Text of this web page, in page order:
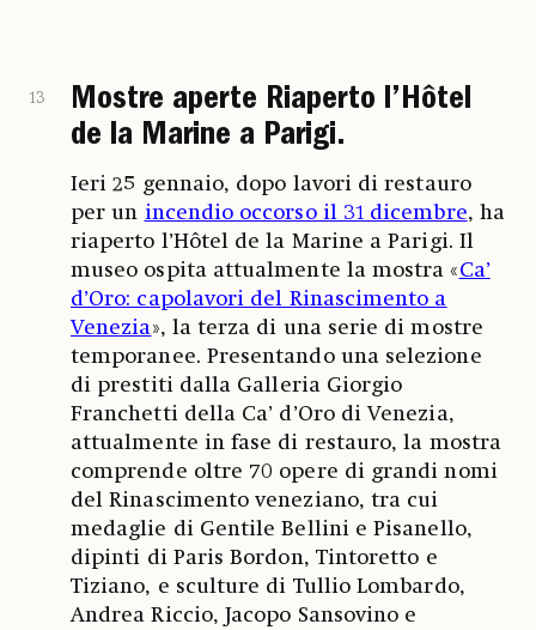
13
Mostre aperte Riaperto l’Hôtel
de la Marine a Parigi.
Ieri 25 gennaio, dopo lavori di restauro
per un incendio occorso il 31 dicembre, ha
riaperto l’Hôtel de la Marine a Parigi. Il
museo ospita attualmente la mostra «Ca’
d’Oro: capolavori del Rinascimento a
Venezia», la terza di una serie di mostre
temporanee. Presentando una selezione
di prestiti dalla Galleria Giorgio
Franchetti della Ca’ d’Oro di Venezia,
attualmente in fase di restauro, la mostra
comprende oltre 70 opere di grandi nomi
del Rinascimento veneziano, tra cui
medaglie di Gentile Bellini e Pisanello,
dipinti di Paris Bordon, Tintoretto e
Tiziano, e sculture di Tullio Lombardo,
Andrea Riccio, Jacopo Sansovino e